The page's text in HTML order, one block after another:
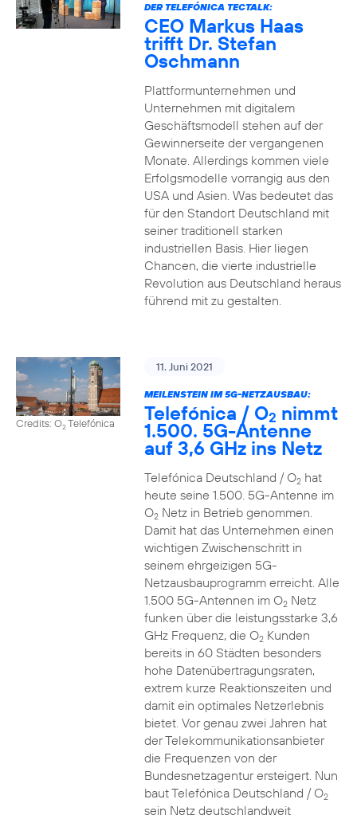
DER TELEFÓNICA TECTALK:
CEO Markus Haas
trifft Dr. Stefan
Oschmann
Plattformunternehmen und
Unternehmen mit digitalem
Geschäftsmodell stehen auf der
Gewinnerseite der vergangenen
Monate. Allerdings kommen viele
Erfolgsmodelle vorrangig aus den
USA und Asien. Was bedeutet das
für den Standort Deutschland mit
seiner traditionell starken
industriellen Basis. Hier liegen
Chancen, die vierte industrielle
Revolution aus Deutschland heraus
führend mit zu gestalten.
Credits: O2Telefónica
11. Juni 2021
MEILENSTEIN IM 5G-NETZAUSBAU:
Telefónica / O2 nimmt
1.500. 5G-Antenne
auf 3,6 GHz ins Netz
Telefónica Deutschland / O2hat
heute seine 1.500. 5G-Antenne im
O2Netz in Betrieb genommen.
Damit hat das Unternehmen einen
wichtigen Zwischenschritt in
seinem ehrgeizigen 5G-
Netzausbauprogramm erreicht. Alle
1.500 5G-Antennen im O2Netz
funken über die leistungsstarke 3,6
GHz Frequenz, die O2Kunden
bereits in 60 Städten besonders
hohe Datenübertragungsraten,
extrem kurze Reaktionszeiten und
damit ein optimales Netzerlebnis
bietet. Vor genau zwei Jahren hat
der Telekommunikationsanbieter
die Frequenzen von der
Bundesnetzagentur ersteigert. Nun
baut Telefónica Deutschland / O2
sein Netz deutschlandweit